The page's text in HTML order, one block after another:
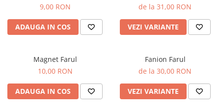
9,00 RON
ADAUGA IN COS
de la 31,00 RON
VEZI VARIANTE
Magnet Farul
10,00 RON
ADAUGA IN COS
Fanion Farul
de la 30,00 RON
VEZI VARIANTE